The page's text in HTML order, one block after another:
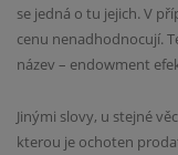
se jedná o tu jejich. V
cenu nenadhodnocují.
název – endowment
Jinými slovy, u stejné
kterou je ochoten